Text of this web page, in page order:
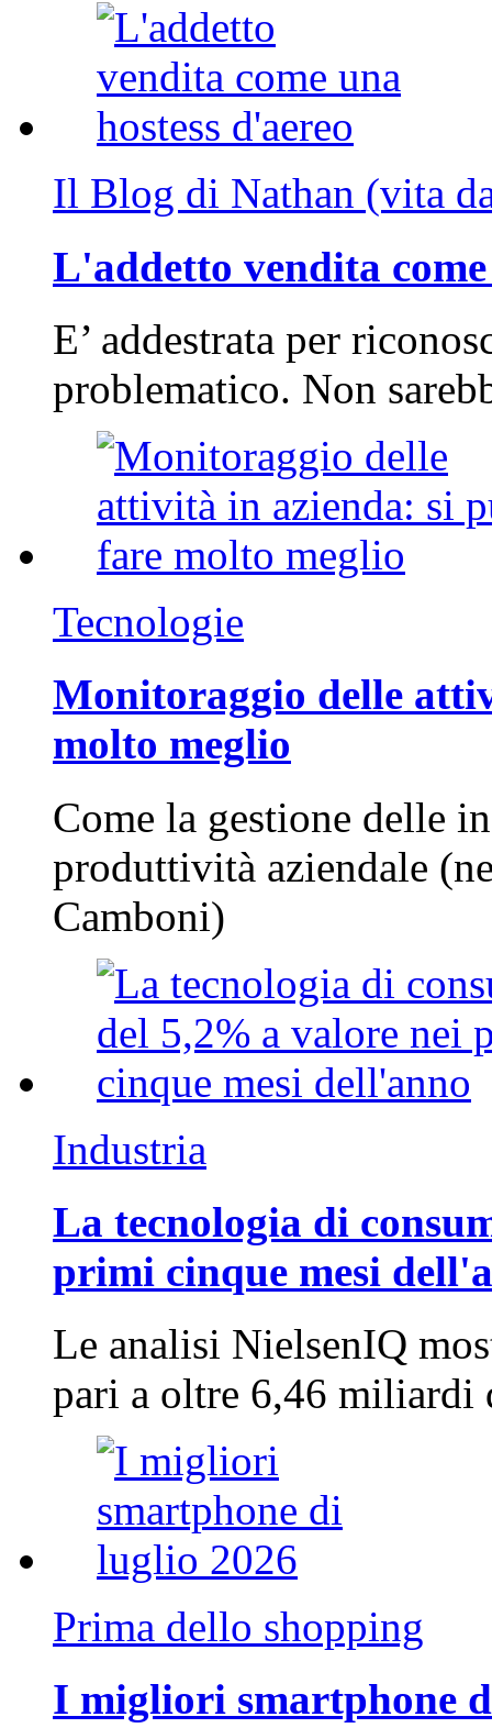
Il Blog di Nathan (vita
L'addetto vendita
E’ addestrata per
problematico. Non
Tecnologie
Monitoraggio delle
molto meglio
Come la gestione delle
produttività aziendale
Camboni)
Industria
La tecnologia di
primi cinque mesi
Le analisi NielsenIQ
pari a oltre 6,46
Prima dello shopping
I migliori smartphone